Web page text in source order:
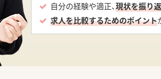
自分の経験や適正、現状を振り
求人を比較するためのポイント